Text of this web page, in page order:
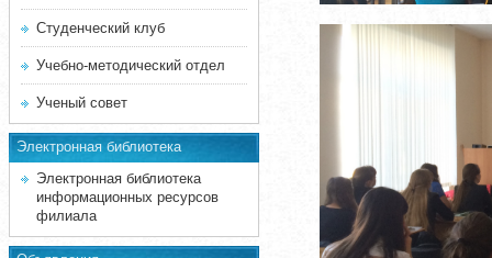
Студенческий клуб
Учебно-методический отдел
Ученый совет
Электронная библиотека
Электронная библиотека
информационных ресурсов
филиала